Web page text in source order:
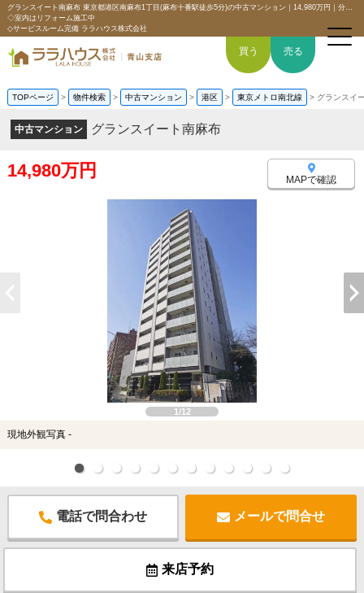
グランスイート南麻布 東京都港区南麻布1丁目(麻布十番駅徒歩5分)の中古マンション｜14,980万円｜分譲マンション情報｜【駅チカ×3駅利用可能な好立地】
◇室内はリフォーム施工中
◇サービスルーム完備 ララハウス株式会社
買いたい
お問い合わせ
買う 売る
TOPページ > 物件検索 > 中古マンション > 港区 > 東京メトロ南北線 > グランスイ
中古マンション グランスイート南麻布
14,980万円 MAPで確認
1/12
現地外観写真 -
電話で問合わせ メールで問合せ
来店予約